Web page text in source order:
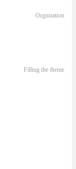
Orgnization
Filling the theme